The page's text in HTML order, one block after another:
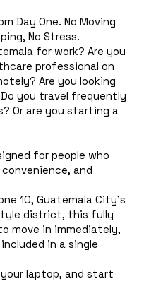
Day One. No Moving
No Stress.
for work? Are you
professional on
Are you looking
you travel frequently
Or are you starting a
for people who
and
10, Guatemala City's
district, this fully
move in immediately,
in a single
laptop, and start